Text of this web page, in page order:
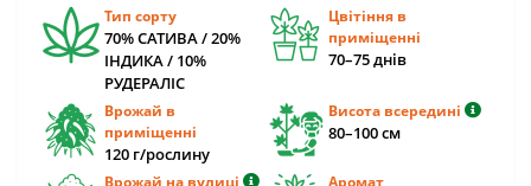
Тип сорту
70% САТИВА / 20%
ІНДИКА / 10%
РУДЕРАЛІС
Цвітіння в
приміщенні
70–75 днів
Врожай в
приміщенні
120 г/рослину
Висота всередині
80–100 см
Врожай на вулиці Аромат